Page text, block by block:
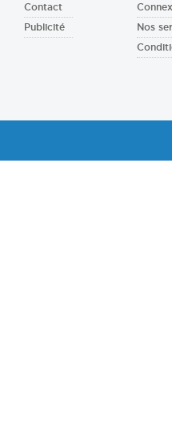
Contact
Publicité
Nos